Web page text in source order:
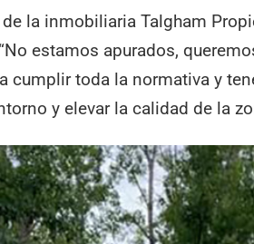
la inmobiliaria Talgham
estamos apurados,
cumplir toda la normativa y
y elevar la calidad de la